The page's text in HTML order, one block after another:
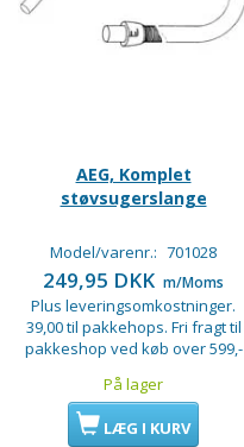
AEG, Komplet
støvsugerslange
Model/varenr.: 701028
249,95 DKK m/Moms
Plus leveringsomkostninger.
39,00 til pakkehops. Fri fragt til
pakkeshop ved køb over 599,-
På lager
LÆG I KURV